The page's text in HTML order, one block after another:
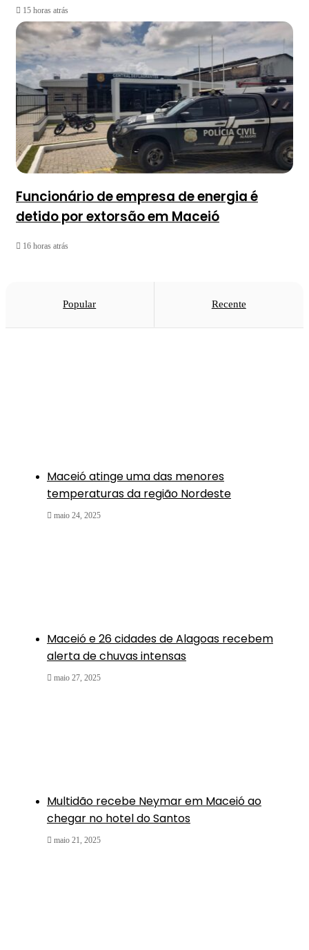
15 horas atrás
Funcionário de empresa de energia é
detido por extorsão em Maceió
16 horas atrás
Popular Recente
Maceió atinge uma das menores
temperaturas da região Nordeste
maio 24, 2025
Maceió e 26 cidades de Alagoas recebem
alerta de chuvas intensas
maio 27, 2025
Multidão recebe Neymar em Maceió ao
chegar no hotel do Santos
maio 21, 2025